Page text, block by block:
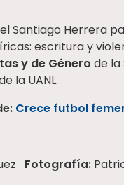
Santiago Herrera
escritura y
y de Género de la
la UANL.
Crece futbol
Fotografía: